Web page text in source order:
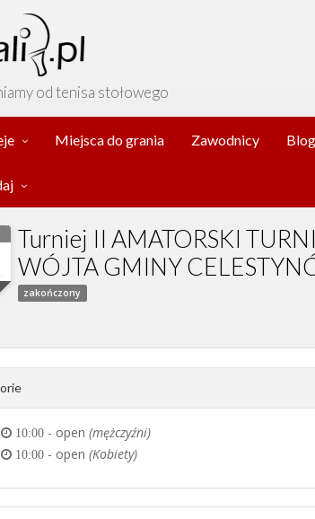
od tenisa stołowego
Miejsca do grania Zawodnicy Blog
Turniej II AMATORSKI
WÓJTA GMINY
zakończony
10:00 - open (mężczyźni)
10:00 - open (Kobiety)